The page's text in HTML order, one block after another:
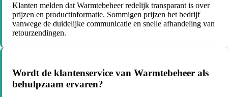
Klanten melden dat Warmtebeheer redelijk transparant is over
prijzen en productinformatie. Sommigen prijzen het bedrijf
vanwege de duidelijke communicatie en snelle afhandeling van
retourzendingen.
Wordt de klantenservice van Warmtebeheer als
behulpzaam ervaren?